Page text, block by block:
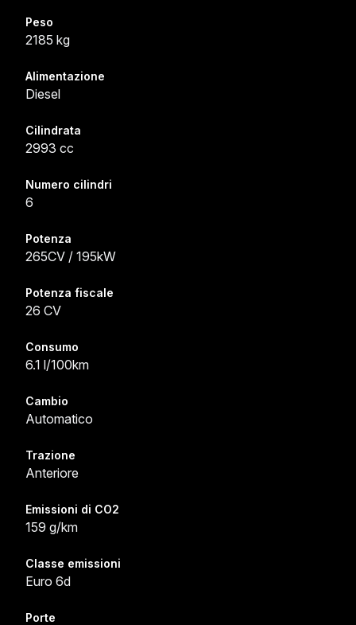
Peso
2185 kg
Alimentazione
Diesel
Cilindrata
2993 cc
Numero cilindri
6
Potenza
265CV / 195kW
Potenza fiscale
26 CV
Consumo
6.1 l/100km
Cambio
Automatico
Trazione
Anteriore
Emissioni di CO2
159 g/km
Classe emissioni
Euro 6d
Porte